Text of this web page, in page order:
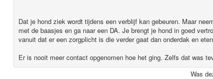
Dat je hond ziek wordt tijdens een verblijf kan gebeuren. Maar
met de baasjes en ga naar een DA. Je brengt je hond in goed
vanuit dat er een zorgplicht is die verder gaat dan onderdak en
Er is nooit meer contact opgenomen hoe het ging. Zelfs dat was
Was